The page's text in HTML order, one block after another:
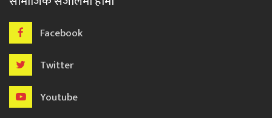
Facebook
Twitter
Youtube